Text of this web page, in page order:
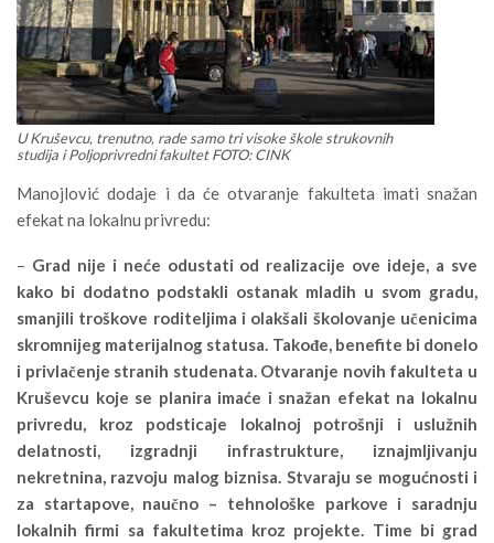
U Kruševcu, trenutno, rade samo tri visoke škole strukovnih
studija i Poljoprivredni fakultet FOTO: CINK
Manojlović dodaje i da će otvaranje fakulteta imati snažan
efekat na lokalnu privredu:
– Grad nije i neće odustati od realizacije ove ideje, a sve
kako bi dodatno podstakli ostanak mladih u svom gradu,
smanjili troškove roditeljima i olakšali školovanje učenicima
skromnijeg materijalnog statusa. Takođe, benefite bi donelo
i privlačenje stranih studenata. Otvaranje novih fakulteta u
Kruševcu koje se planira imaće i snažan efekat na lokalnu
privredu, kroz podsticaje lokalnoj potrošnji i uslužnih
delatnosti, izgradnji infrastrukture, iznajmljivanju
nekretnina, razvoju malog biznisa. Stvaraju se mogućnosti i
za startapove, naučno – tehnološke parkove i saradnju
lokalnih firmi sa fakultetima kroz projekte. Time bi grad